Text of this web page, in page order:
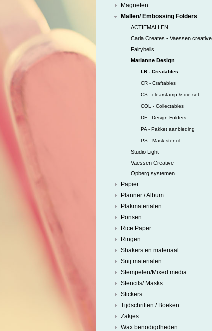
Magneten
Mallen/ Embossing Folders
ACTIEMALLEN
Carla Creates - Vaessen creative
Fairybells
Marianne Design
LR - Creatables
CR - Craftables
CS - clearstamp & die set
COL - Collectables
DF - Design Folders
PA - Pakket aanbieding
PS - Mask stencil
Studio Light
Vaessen Creative
Opberg systemen
Papier
Planner / Album
Plakmaterialen
Ponsen
Rice Paper
Ringen
Shakers en materiaal
Snij materialen
Stempelen/Mixed media
Stencils/ Masks
Stickers
Tijdschriften / Boeken
Zakjes
Wax benodigdheden